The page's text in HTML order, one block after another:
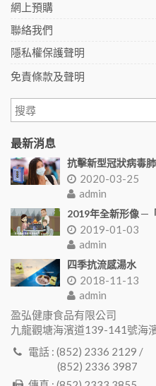
網上預購
聯絡我們
隱私權保護聲明
免責條款及聲明
最新消息
抗擊新型冠狀病毒
2020-03-25
admin
2019年全新形像 ─
2019-01-03
admin
四季抗流感湯水
2018-11-13
admin
盈弘健康食品有限公司
九龍觀塘海濱道139-141號海
電話 : (852) 2336 2129 /
(852) 2336 3987